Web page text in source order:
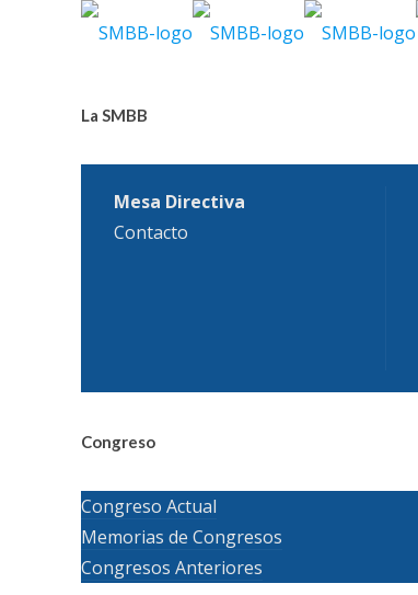
La SMBB
Mesa Directiva
Contacto
Congreso
Congreso Actual
Memorias de Congresos
Congresos Anteriores